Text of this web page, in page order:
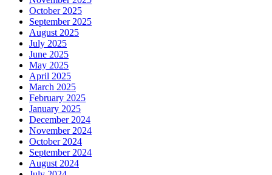
October 2025
September 2025
August 2025
July 2025
June 2025
May 2025
April 2025
March 2025
February 2025
January 2025
December 2024
November 2024
October 2024
September 2024
August 2024